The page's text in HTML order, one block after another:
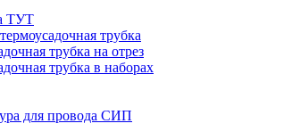
ТУТ
трубка
трубка на отрез
трубка в наборах
для провода СИП